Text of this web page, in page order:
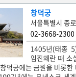
창덕궁
서울특별시 종
02-3668-2300
1405년(태종
임진왜란 때 소
덕궁에는 금원을 비롯